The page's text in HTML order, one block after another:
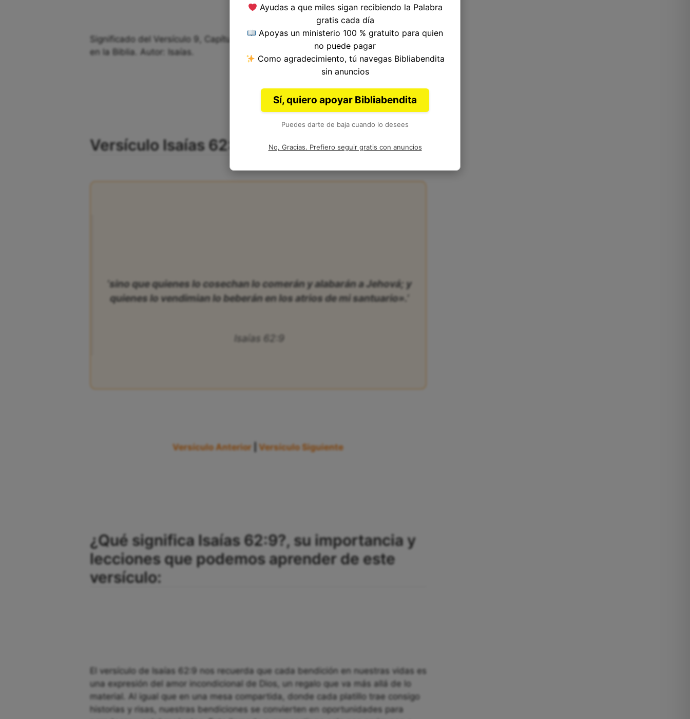
Significado del Versículo 9, Capítulo 62, Libro de Isaías delAntiguo Testamento
en la Biblia. Autor: Isaías.
Versículo Isaías 62:9 de la Biblia
‘sino que quienes lo cosechan lo comerán y alabarán a Jehová; y
quienes lo vendimian lo beberán en los atrios de mi santuario».’
Isaías 62:9
Versículo Anterior |Versículo Siguiente
¿Qué significa Isaías 62:9?, su importancia y
lecciones que podemos aprender de este
versículo:
El versículo de Isaías 62:9 nos recuerda que cada bendición en nuestras vidas es
una expresión del amor incondicional de Dios, un regalo que va más allá de lo
material. Al igual que en una mesa compartida, donde cada platillo trae consigo
historias y risas, nuestras bendiciones se convierten en oportunidades para
Ayudas a que miles sigan recibiendo la Palabra
gratis cada día
Apoyas un ministerio 100 % gratuito para quien
no puede pagar
Como agradecimiento, tú navegas Bibliabendita
sin anuncios
Sí, quiero apoyar Bibliabendita
Puedes darte de baja cuando lo desees
No, Gracias. Prefiero seguir gratis con anuncios